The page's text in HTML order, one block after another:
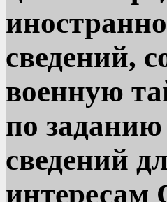
сведений,
военную
по
сведений